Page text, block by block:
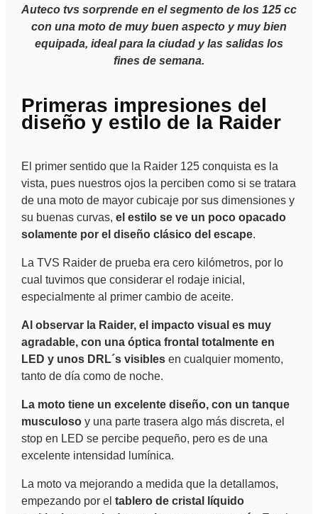
Auteco tvs sorprende en el segmento de los 125 cc
con una moto de muy buen aspecto y muy bien
equipada, ideal para la ciudad y las salidas los
fines de semana.
Primeras impresiones del
diseño y estilo de la Raider
El primer sentido que la Raider 125 conquista es la
vista, pues nuestros ojos la perciben como si se tratara
de una moto de mayor cubicaje por sus dimensiones y
su buenas curvas, el estilo se ve un poco opacado
solamente por el diseño clásico del escape.
La TVS Raider de prueba era cero kilómetros, por lo
cual tuvimos que considerar el rodaje inicial,
especialmente al primer cambio de aceite.
Al observar la Raider, el impacto visual es muy
agradable, con una óptica frontal totalmente en
LED y unos DRL´s visiblesen cualquier momento,
tanto de día como de noche.
La moto tiene un excelente diseño, con un tanque
musculosoy una parte trasera algo más discreta, el
stop en LED se percibe pequeño, pero es de una
excelente intensidad lumínica.
La moto va mejorando a medida que la detallamos,
empezando por el tablero de cristal líquido